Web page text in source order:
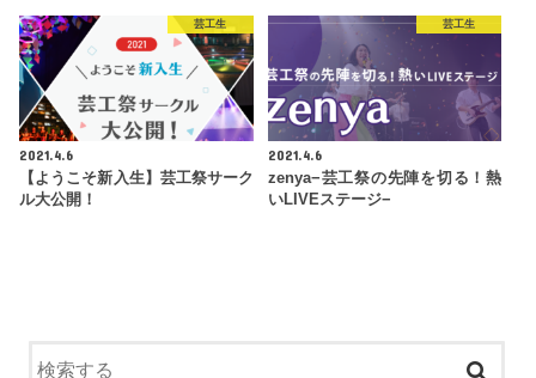
芸工生
2021.4.6
【ようこそ新入生】芸工祭サーク
ル大公開！
芸工生
2021.4.6
zenya−芸工祭の先陣を切る！熱
いLIVEステージ−